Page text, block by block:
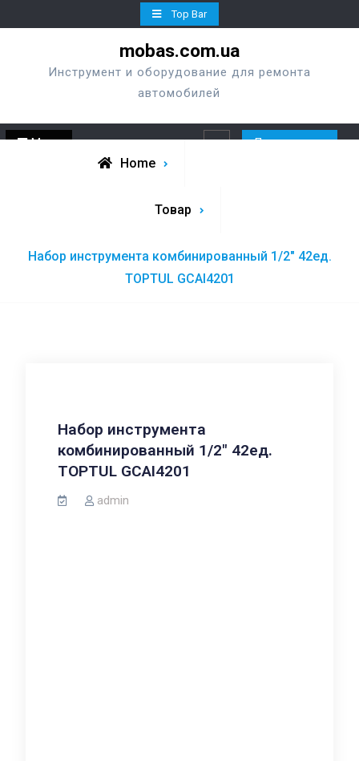
to
Top Bar
mobas.com.ua
Инструмент и оборудование для ремонта
автомобилей
Menu Перезвонить
Home
Товар
Набор инструмента комбинированный 1/2″ 42ед.
TOPTUL GCAI4201
Набор инструмента
комбинированный 1/2″ 42ед.
TOPTUL GCAI4201
admin